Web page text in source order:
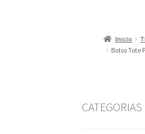
Inicio
Bolso Tote
CATEGORIAS